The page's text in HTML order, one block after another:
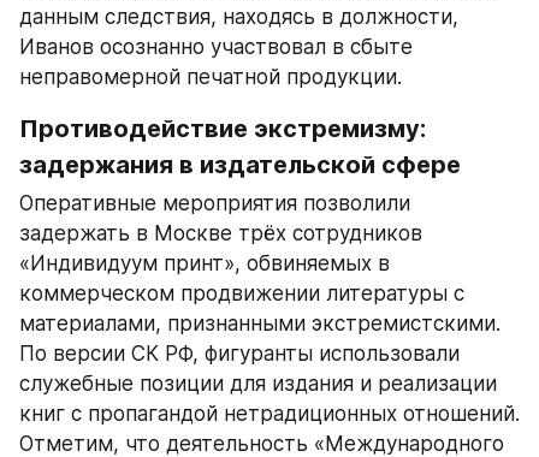
данным следствия, находясь в должности,
Иванов осознанно участвовал в сбыте
неправомерной печатной продукции.
Противодействие экстремизму:
задержания в издательской сфере
Оперативные мероприятия позволили
задержать в Москве трёх сотрудников
«Индивидуум принт», обвиняемых в
коммерческом продвижении литературы с
материалами, признанными экстремистскими.
По версии СК РФ, фигуранты использовали
служебные позиции для издания и реализации
книг с пропагандой нетрадиционных отношений.
Отметим, что деятельность «Международного